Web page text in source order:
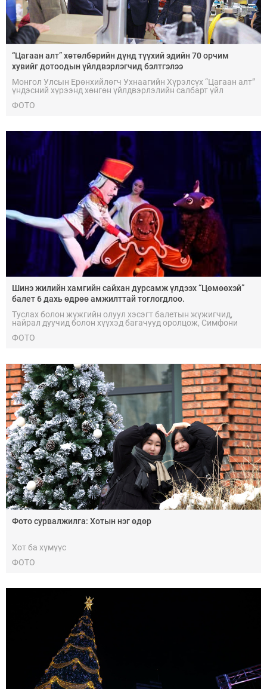
“Цагаан алт” хөтөлбөрийн дүнд түүхий эдийн 70 орчим
хувийг дотоодын үйлдвэрлэгчид бэлтгэлээ
Монгол Улсын Ерөнхийлөгч Ухнаагийн Хүрэлсүх “Цагаан алт”
үндэсний хүрээнд хөнгөн үйлдвэрлэлийн салбарт үйл
ажиллалаа.
ФОТО
Шинэ жилийн хамгийн сайхан дурсамж үлдээх “Цөмөөхэй”
балет 6 дахь өдрөө амжилттай тоглогдлоо.
Туслах болон жүжгийн олуул хэсэгт балетын жүжигчид,
найрал дуучид болон хүүхэд багачууд оролцож, Симфони
ФОТО
Фото сурвалжилга: Хотын нэг өдөр
Хот ба хүмүүс
ФОТО